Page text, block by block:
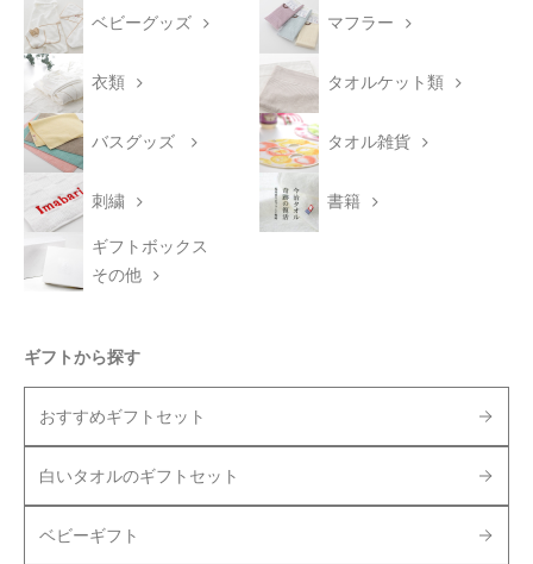
ベビーグッズ マフラー
衣類 タオルケット類
バスグッズ タオル雑貨
刺繍 書籍
ギフトボックス
その他
ギフトから探す
おすすめギフトセット
白いタオルのギフトセット
ベビーギフト